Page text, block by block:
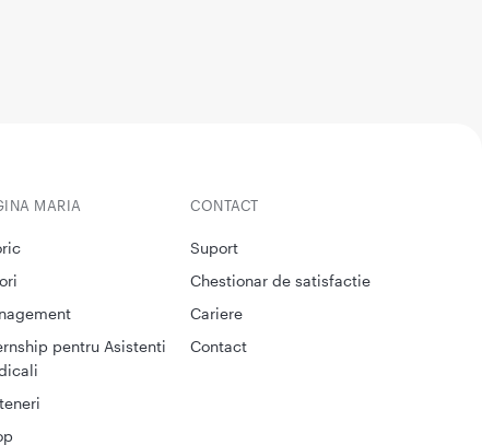
CONTACT
Suport
Chestionar de satisfactie
Cariere
Contact
MARIA
pentru Asistenti